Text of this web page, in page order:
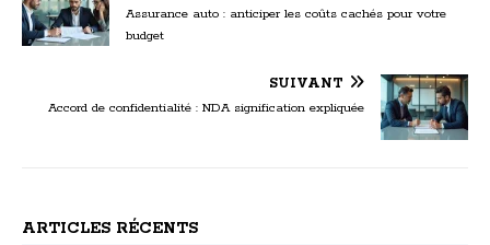
Assurance auto : anticiper les coûts cachés pour votre
budget
SUIVANT
Accord de confidentialité : NDA signification expliquée
ARTICLES RÉCENTS